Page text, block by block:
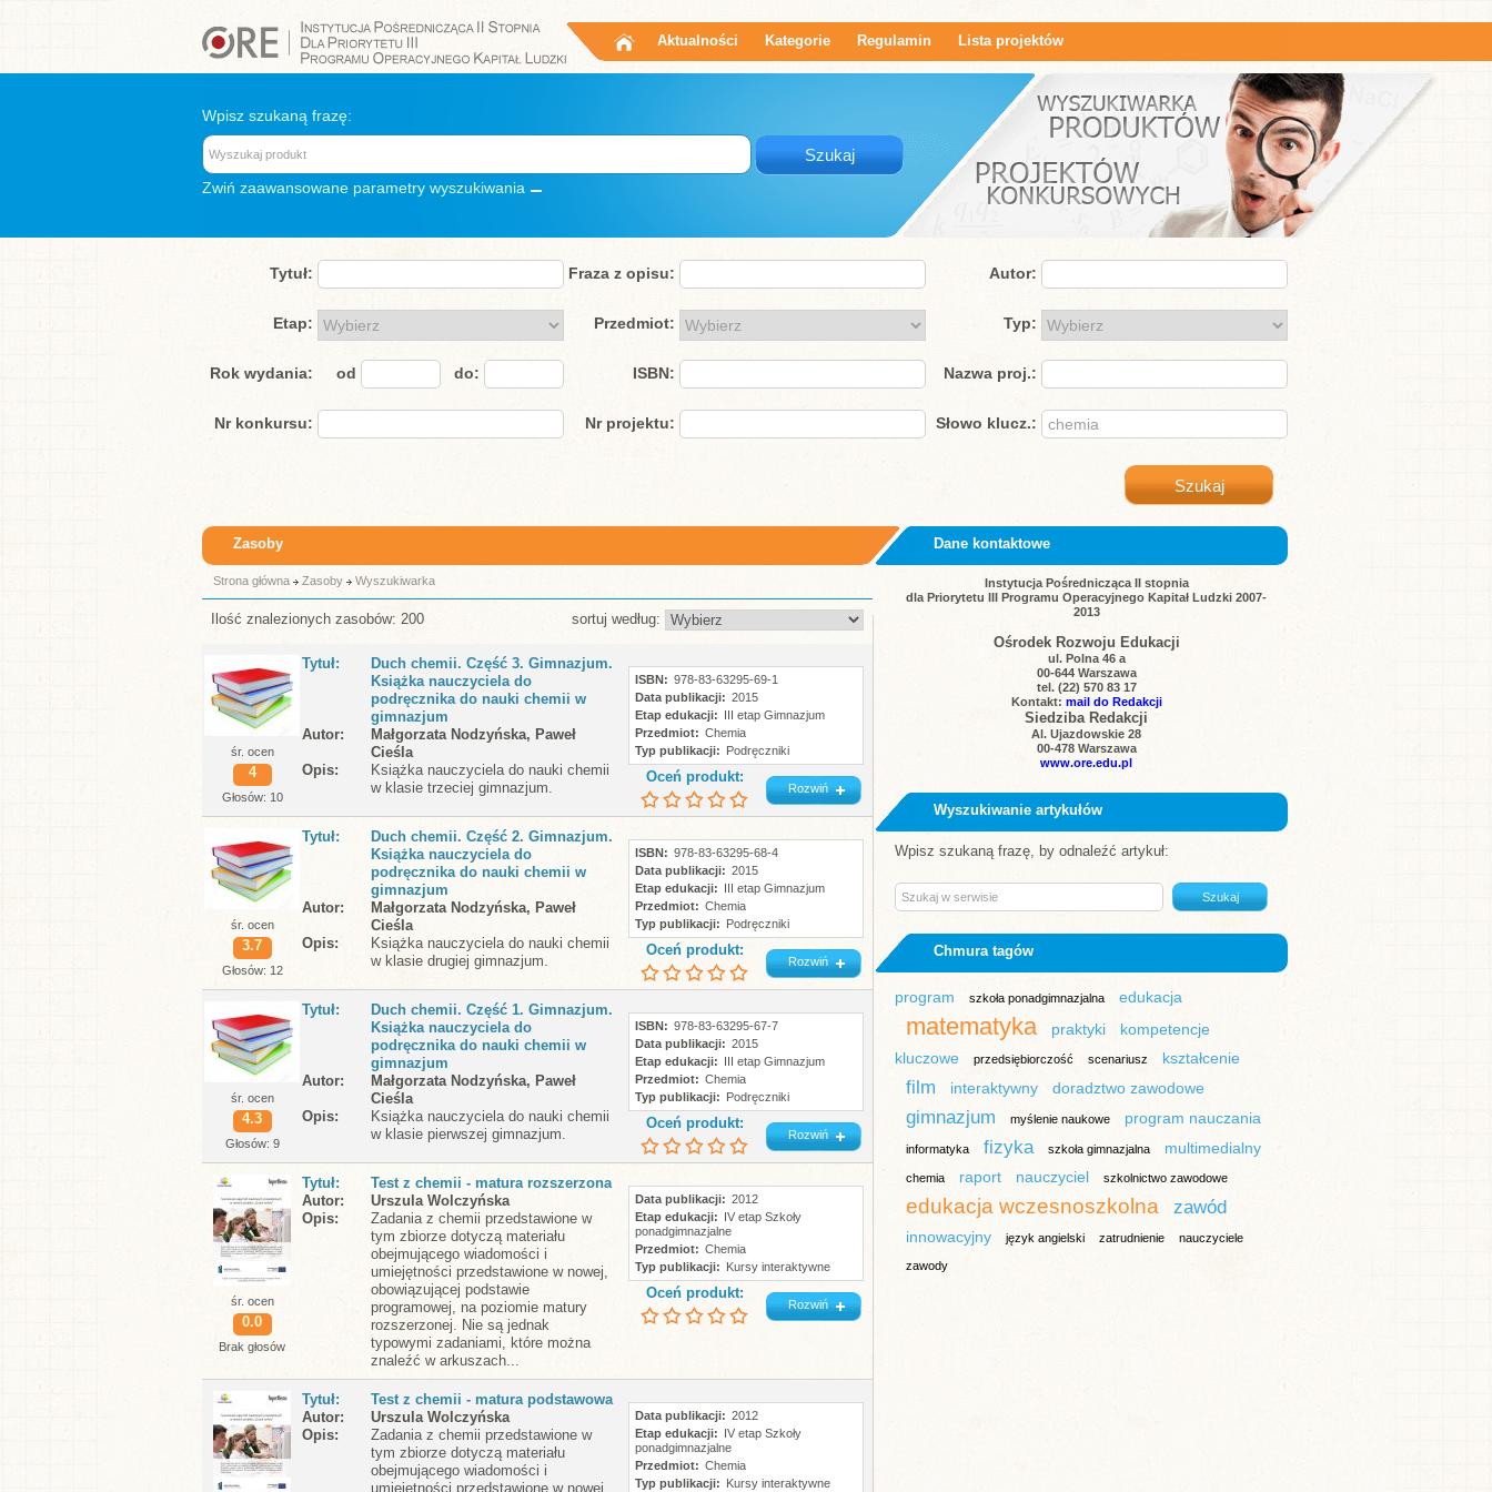
Aktualności Kategorie Regulamin Lista projektów
Wpisz szukaną frazę:
Zwiń zaawansowane parametry wyszukiwania
Tytuł: Fraza z opisu: Autor:
Etap: Przedmiot: Typ:
Rok wydania: od do: ISBN: Nazwa proj.:
Nr konkursu: Nr projektu: Słowo klucz.:
Zasoby
Strona główna Zasoby Wyszukiwarka
Ilość znalezionych zasobów: 200 sortuj według:
śr. ocen
4
Głosów: 10
Tytuł
Duch chemii. Część 3. Gimnazjum.
Książka nauczyciela do
podręcznika do nauki chemii w
gimnazjum
Autor
Małgorzata Nodzyńska, Paweł
Cieśla
Opis
Książka nauczyciela do nauki chemii
w klasie trzeciej gimnazjum.
ISBN
978-83-63295-69-1
Data publikacji
2015
Etap edukacji
III etap Gimnazjum
Przedmiot
Chemia
Typ publikacji
Podręczniki
Oceń produkt:
Rozwiń
śr. ocen
3.7
Głosów: 12
Tytuł
Duch chemii. Część 2. Gimnazjum.
Książka nauczyciela do
podręcznika do nauki chemii w
gimnazjum
Autor
Małgorzata Nodzyńska, Paweł
Cieśla
Opis
Książka nauczyciela do nauki chemii
w klasie drugiej gimnazjum.
ISBN
978-83-63295-68-4
Data publikacji
2015
Etap edukacji
III etap Gimnazjum
Przedmiot
Chemia
Typ publikacji
Podręczniki
Oceń produkt:
Rozwiń
śr. ocen
4.3
Głosów: 9
Tytuł
Duch chemii. Część 1. Gimnazjum.
Książka nauczyciela do
podręcznika do nauki chemii w
gimnazjum
Autor
Małgorzata Nodzyńska, Paweł
Cieśla
Opis
Książka nauczyciela do nauki chemii
w klasie pierwszej gimnazjum.
ISBN
978-83-63295-67-7
Data publikacji
2015
Etap edukacji
III etap Gimnazjum
Przedmiot
Chemia
Typ publikacji
Podręczniki
Oceń produkt:
Rozwiń
śr. ocen
0.0
Brak głosów
Tytuł
Test z chemii - matura rozszerzona
Autor
Urszula Wolczyńska
Opis
Zadania z chemii przedstawione w
tym zbiorze dotyczą materiału
obejmującego wiadomości i
umiejętności przedstawione w nowej,
obowiązującej podstawie
programowej, na poziomie matury
rozszerzonej. Nie są jednak
typowymi zadaniami, które można
znaleźć w arkuszach...
Data publikacji
2012
Etap edukacji
IV etap Szkoły
ponadgimnazjalne
Przedmiot
Chemia
Typ publikacji
Kursy interaktywne
Oceń produkt:
Rozwiń
Tytuł
Test z chemii - matura podstawowa
Autor
Urszula Wolczyńska
Opis
Zadania z chemii przedstawione w
tym zbiorze dotyczą materiału
obejmującego wiadomości i
umiejętności przedstawione w nowej,
Data publikacji
2012
Etap edukacji
IV etap Szkoły
ponadgimnazjalne
Przedmiot
Chemia
Typ publikacji
Kursy interaktywne
Dane kontaktowe
Instytucja Pośrednicząca II stopnia
dla Priorytetu III Programu Operacyjnego Kapitał Ludzki 2007-
2013
Ośrodek Rozwoju Edukacji
ul. Polna 46 a
00-644 Warszawa
tel. (22) 570 83 17
Kontakt: mail do Redakcji
Siedziba Redakcji
Al. Ujazdowskie 28
00-478 Warszawa
www.ore.edu.pl
Wyszukiwanie artykułów
Wpisz szukaną frazę, by odnaleźć artykuł:
Chmura tagów
program szkoła ponadgimnazjalna edukacja
matematyka praktyki
kompetencje
kluczowe
przedsiębiorczość scenariusz kształcenie
film interaktywny doradztwo zawodowe
gimnazjum myślenie naukowe program nauczania
informatyka fizyka szkoła gimnazjalna multimedialny
chemia raport nauczyciel szkolnictwo zawodowe
edukacja wczesnoszkolna zawód
innowacyjny język angielski zatrudnienie nauczyciele
zawody